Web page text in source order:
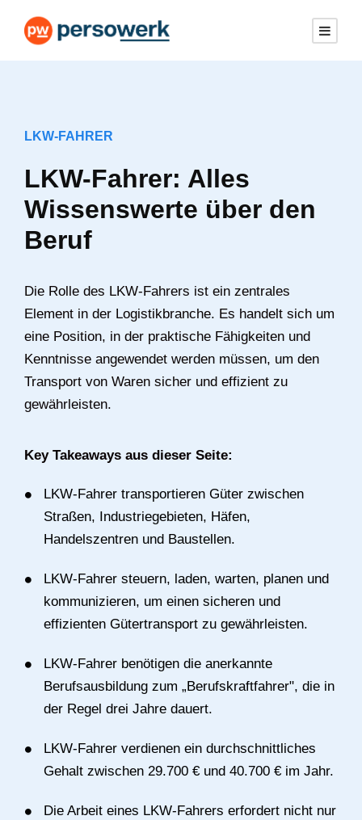
LKW-FAHRER
LKW-Fahrer: Alles
Wissenswerte über den
Beruf
Die Rolle des LKW-Fahrers ist ein zentrales
Element in der Logistikbranche. Es handelt sich um
eine Position, in der praktische Fähigkeiten und
Kenntnisse angewendet werden müssen, um den
Transport von Waren sicher und effizient zu
gewährleisten.
Key Takeaways aus dieser Seite:
LKW-Fahrer transportieren Güter zwischen
Straßen, Industriegebieten, Häfen,
Handelszentren und Baustellen.
LKW-Fahrer steuern, laden, warten, planen und
kommunizieren, um einen sicheren und
effizienten Gütertransport zu gewährleisten.
LKW-Fahrer benötigen die anerkannte
Berufsausbildung zum „Berufskraftfahrer", die in
der Regel drei Jahre dauert.
LKW-Fahrer verdienen ein durchschnittliches
Gehalt zwischen 29.700 € und 40.700 € im Jahr.
Die Arbeit eines LKW-Fahrers erfordert nicht nur